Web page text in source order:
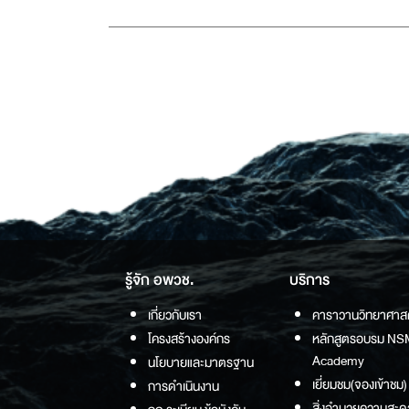
รู้จัก อพวช.
เกี่ยวกับเรา
โครงสร้างองค์กร
นโยบายและมาตรฐาน
การดำเนินงาน
บริการ
คาราวานวิทยาศา
หลักสูตรอบรม
Academy
เยี่ยมชม(จองเข้าชม)